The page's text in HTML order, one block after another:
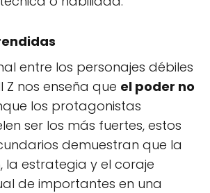
entre los personajes débiles
nos enseña que el poder no
los protagonistas
ser los más fuertes, estos
demuestran que la
la estrategia y el coraje
de importantes en una